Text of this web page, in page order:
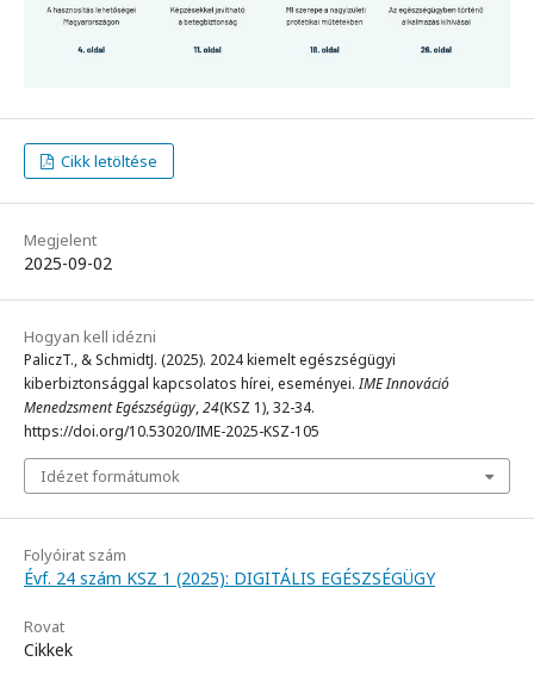
Cikk letöltése
Megjelent
2025-09-02
Hogyan kell idézni
PaliczT., & SchmidtJ. (2025). 2024 kiemelt egészségügyi
kiberbiztonsággal kapcsolatos hírei, eseményei.IME Innováció
Menedzsment Egészségügy,24(KSZ 1), 32-34.
https://doi.org/10.53020/IME-2025-KSZ-105
Idézet formátumok
Folyóirat szám
Évf. 24 szám KSZ 1 (2025): DIGITÁLIS EGÉSZSÉGÜGY
Rovat
Cikkek